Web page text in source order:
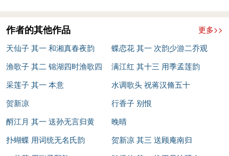
作者的其他作品
更多>>
天仙子 其一 和湘真春夜韵
蝶恋花 其一 次韵少游二乔观
书图
渔歌子 其二 锦湖四时渔歌四
首
满江红 其十三 用季孟莲韵
采莲子 其一 本意
水调歌头 祝蒋汉脩五十
贺新凉
行香子 别恨
酹江月 其一 送孙无言归黄
山，次顾庵韵
晚晴
扑蝴蝶 用词统无名氏韵
贺新凉 其三 送顾庵南归